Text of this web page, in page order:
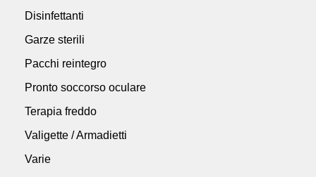
Disinfettanti
Garze sterili
Pacchi reintegro
Pronto soccorso oculare
Terapia freddo
Valigette / Armadietti
Varie